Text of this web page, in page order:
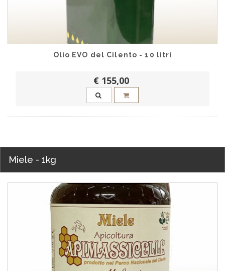
Olio EVO del Cilento - 10 litri
€ 155,00
Miele - 1kg